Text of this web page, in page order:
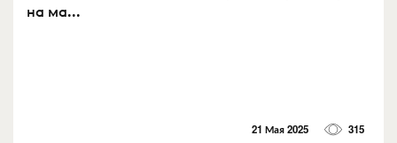
на ма...
21 Мая 2025 315